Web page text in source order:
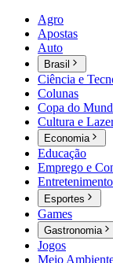
Agro
Apostas
Auto
Brasil
Ciência e
Colunas
Copa do
Cultura e
Economia
Educação
Emprego e
Entretenimento
Esportes
Games
Gastronomia
Jogos
Meio